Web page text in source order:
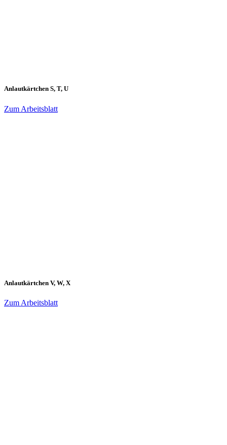
Anlautkärtchen S, T, U
Zum Arbeitsblatt
Anlautkärtchen V, W, X
Zum Arbeitsblatt